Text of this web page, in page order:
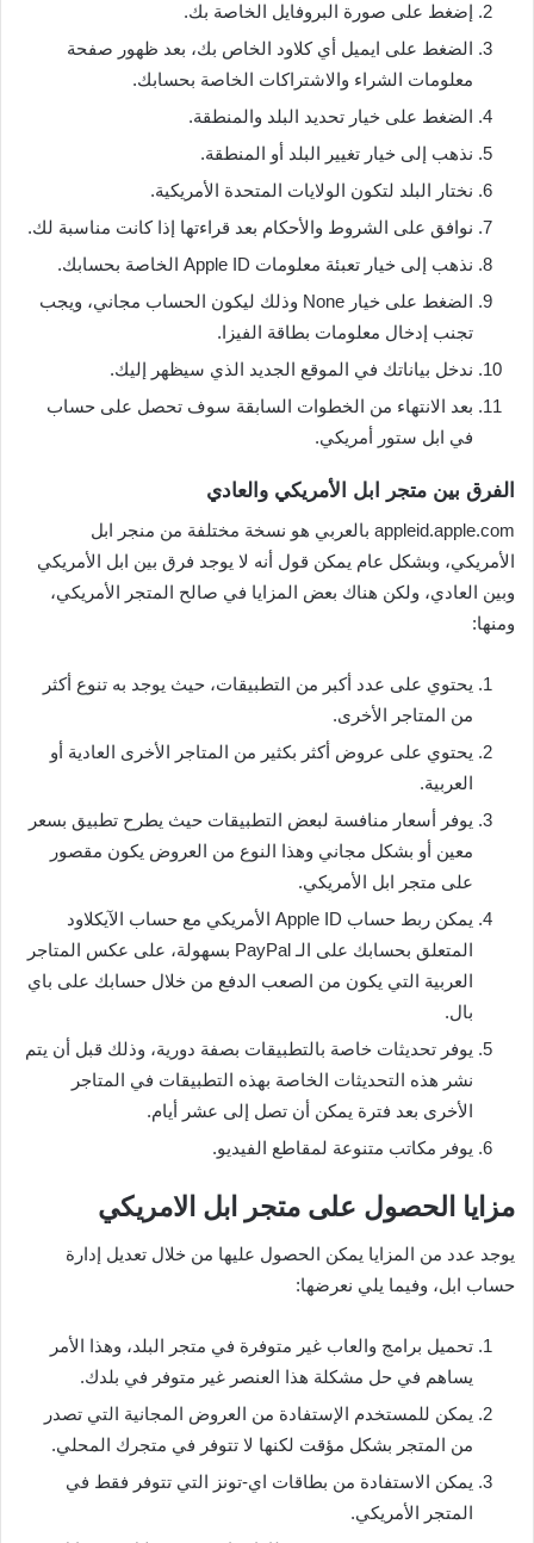
إضغط على صورة البروفايل الخاصة بك.
الضغط على ايميل أي كلاود الخاص بك، بعد ظهور صفحة
معلومات الشراء والاشتراكات الخاصة بحسابك.
الضغط على خيار تحديد البلد والمنطقة.
نذهب إلى خيار تغيير البلد أو المنطقة.
نختار البلد لتكون الولايات المتحدة الأمريكية.
نوافق على الشروط والأحكام بعد قراءتها إذا كانت مناسبة لك.
نذهب إلى خيار تعبئة معلومات Apple ID الخاصة بحسابك.
الضغط على خيار None وذلك ليكون الحساب مجاني، ويجب
تجنب إدخال معلومات بطاقة الفيزا.
ندخل بياناتك في الموقع الجديد الذي سيظهر إليك.
بعد الانتهاء من الخطوات السابقة سوف تحصل على حساب
في ابل ستور أمريكي.
الفرق بين متجر ابل الأمريكي والعادي
appleid.apple.com بالعربي هو نسخة مختلفة من منجر ابل
الأمريكي، وبشكل عام يمكن قول أنه لا يوجد فرق بين ابل الأمريكي
وبين العادي، ولكن هناك بعض المزايا في صالح المتجر الأمريكي،
ومنها:
يحتوي على عدد أكبر من التطبيقات، حيث يوجد به تنوع أكثر
من المتاجر الأخرى.
يحتوي على عروض أكثر بكثير من المتاجر الأخرى العادية أو
العربية.
يوفر أسعار منافسة لبعض التطبيقات حيث يطرح تطبيق بسعر
معين أو بشكل مجاني وهذا النوع من العروض يكون مقصور
على متجر ابل الأمريكي.
يمكن ربط حساب Apple ID الأمريكي مع حساب الآيكلاود
المتعلق بحسابك على الـ PayPal بسهولة، على عكس المتاجر
العربية التي يكون من الصعب الدفع من خلال حسابك على باي
بال.
يوفر تحديثات خاصة بالتطبيقات بصفة دورية، وذلك قبل أن يتم
نشر هذه التحديثات الخاصة بهذه التطبيقات في المتاجر
الأخرى بعد فترة يمكن أن تصل إلى عشر أيام.
يوفر مكاتب متنوعة لمقاطع الفيديو.
مزايا الحصول على متجر ابل الامريكي
يوجد عدد من المزايا يمكن الحصول عليها من خلال تعديل إدارة
حساب ابل، وفيما يلي نعرضها:
تحميل برامج والعاب غير متوفرة في متجر البلد، وهذا الأمر
يساهم في حل مشكلة هذا العنصر غير متوفر في بلدك.
يمكن للمستخدم الإستفادة من العروض المجانية التي تصدر
من المتجر بشكل مؤقت لكنها لا تتوفر في متجرك المحلي.
يمكن الاستفادة من بطاقات اي-تونز التي تتوفر فقط في
المتجر الأمريكي.